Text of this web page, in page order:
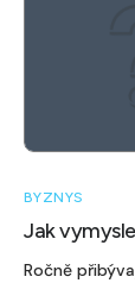
BYZNYS
Jak
Ročně